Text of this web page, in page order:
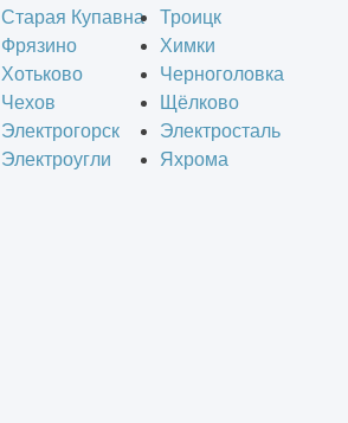
Старая Купавна
Троицк
Фрязино
Химки
Хотьково
Черноголовка
Чехов
Щёлково
Электрогорск
Электросталь
Электроугли
Яхрома